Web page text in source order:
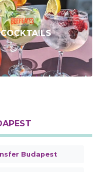
Budapest